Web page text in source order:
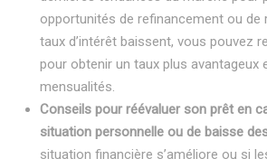
opportunités de refinancement ou de
taux d’intérêt baissent, vous pouvez
pour obtenir un taux plus avantageux
mensualités.
Conseils pour réévaluer son prêt en
situation personnelle ou de baisse
situation financière s’améliore ou si